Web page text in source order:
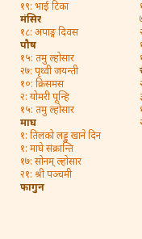
१९: भाई टिका
मंसिर
१८: अपाङ्ग दिवस
पौष
१५: तमु ल्होसार
२७: पृथ्वी जयन्ती
१०: क्रिसमस
२: योमरी पून्हि
१५: तमु ल्होसार
माघ
१: तिलको लड्डु खाने दिन
१: माघे संक्रान्ति
१७: सोनम् ल्होसार
२१: श्री पञ्चमी
फागुन